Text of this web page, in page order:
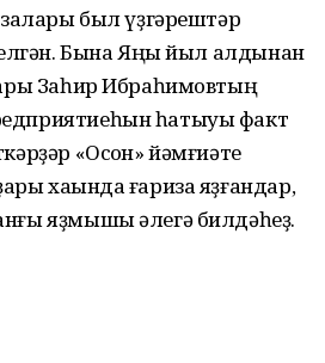
был үҙгәрештәр
Бына Яңы йыл алдынан
Заһир Ибраһимовтың
һатыуы факт
«Осҡон» йәмғиәте
хаҡында ғариза яҙғандар,
яҙмышы әлегә билдәһеҙ.